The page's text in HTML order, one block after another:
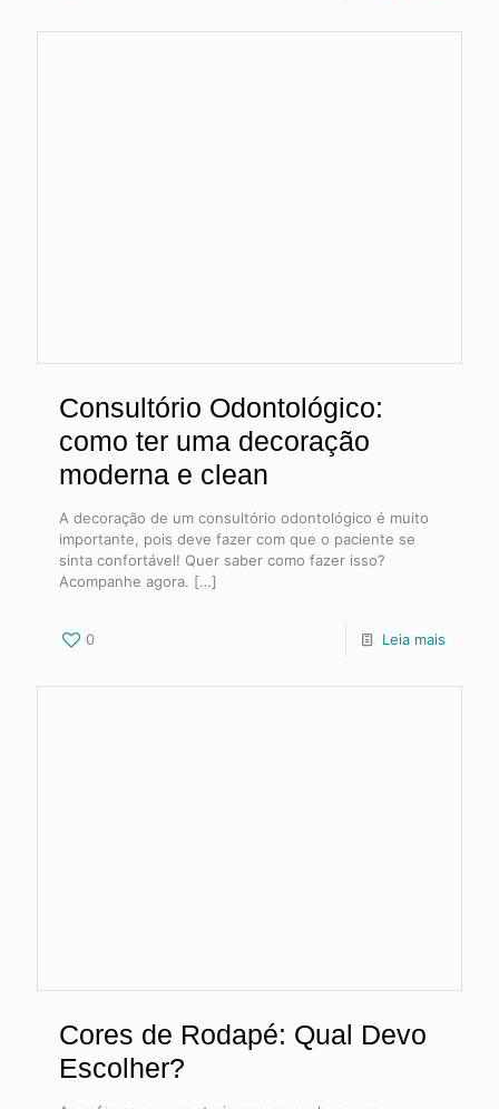
Consultório Odontológico:
como ter uma decoração
moderna e clean
A decoração de um consultório odontológico é muito
importante, pois deve fazer com que o paciente se
sinta confortável! Quer saber como fazer isso?
Acompanhe agora. […]
0 Leia mais
Cores de Rodapé: Qual Devo
Escolher?